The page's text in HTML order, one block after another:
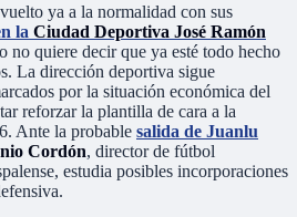
ya a la normalidad con sus
la Ciudad Deportiva José Ramón
no quiere decir que ya esté todo hecho
La dirección deportiva sigue
por la situación económica del
reforzar la plantilla de cara a la
Ante la probable salida de Juanlu
Cordón, director de fútbol
estudia posibles incorporaciones